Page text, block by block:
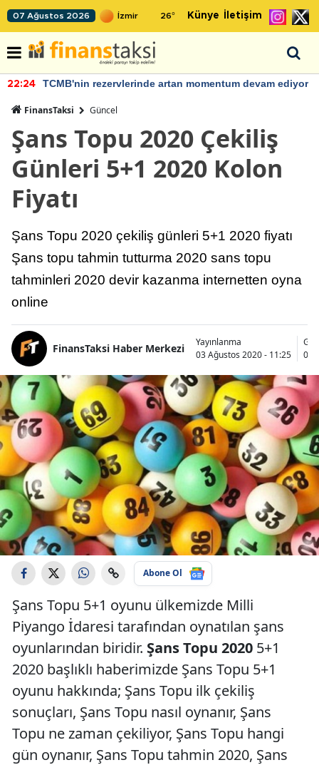
07 Ağustos 2026 26° Künye İletişim
22:24 TCMB'nin rezervlerinde artan momentum devam ediyor
FinansTaksi Güncel
Şans Topu 2020 Çekiliş
Günleri 5+1 2020 Kolon
Fiyatı
Şans Topu 2020 çekiliş günleri 5+1 2020 fiyatı
Şans topu tahmin tutturma 2020 sans topu
tahminleri 2020 devir kazanma internetten oyna
online
FinansTaksi Haber Merkezi
Yayınlanma
03 Ağustos 2020 - 11:25
03
Abone Ol
Şans Topu 5+1 oyunu ülkemizde Milli
Piyango İdaresi tarafından oynatılan şans
oyunlarından biridir. Şans Topu 2020 5+1
2020 başlıklı haberimizde Şans Topu 5+1
oyunu hakkında; Şans Topu ilk çekiliş
sonuçları, Şans Topu nasıl oynanır, Şans
Topu ne zaman çekiliyor, Şans Topu hangi
gün oynanır, Şans Topu tahmin 2020, Şans